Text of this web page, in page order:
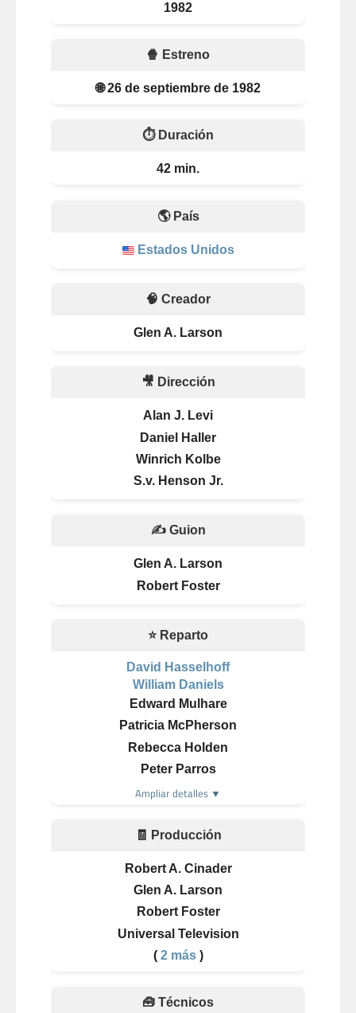
1982
🍿 Estreno
🌐 26 de septiembre de 1982
⏱️ Duración
42 min.
🌎 País
Estados Unidos
🧠 Creador
Glen A. Larson
🎥 Dirección
Alan J. Levi
Daniel Haller
Winrich Kolbe
S.v. Henson Jr.
✍️ Guion
Glen A. Larson
Robert Foster
⭐ Reparto
David Hasselhoff
William Daniels
Edward Mulhare
Patricia McPherson
Rebecca Holden
Peter Parros
Ampliar detalles ▼
🧾 Producción
Robert A. Cinader
Glen A. Larson
Robert Foster
Universal Television
( 2 más)
🧰 Técnicos